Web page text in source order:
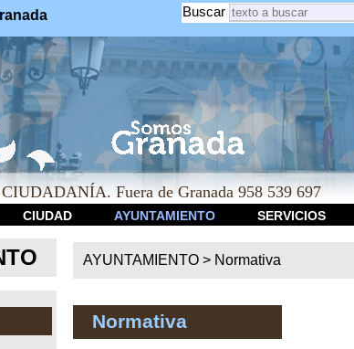
Buscar
Fuera de Granada 958 539 697
CIUDAD AYUNTAMIENTO SERVICIOS
AYUNTAMIENTO > Normativa
Normativa